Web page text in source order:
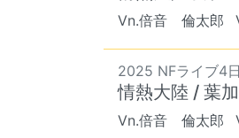
Vn.倍音 倫太郎
2025 NFライブ4
情熱大陸 / 葉
Vn.倍音 倫太郎